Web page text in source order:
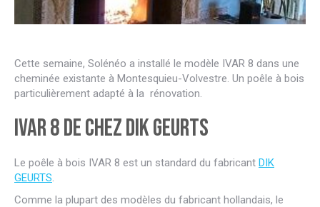
Cette semaine, Solénéo a installé le modèle IVAR 8 dans une
cheminée existante à Montesquieu-Volvestre. Un poêle à bois
particulièrement adapté à la rénovation.
IVAR 8 de chez DIK GEURTS
Le poêle à bois IVAR 8 est un standard du fabricant DIK
GEURTS.
Comme la plupart des modèles du fabricant hollandais, le